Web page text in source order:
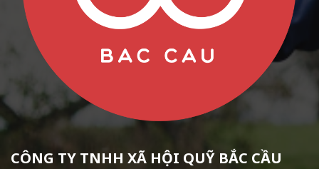
CÔNG TY TNHH XÃ HỘI QUỸ BẮC CẦU